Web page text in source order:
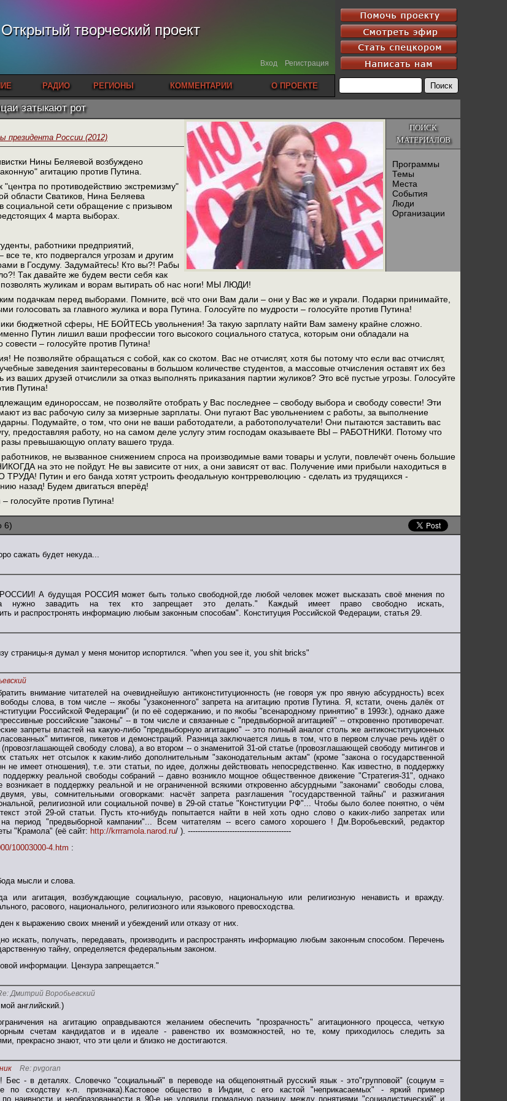
Открытый творческий проект
Вход Регистрация
РАДИО РЕГИОНЫ КОММЕНТАРИИ О ПРОЕКТЕ
затыкают рот
ПОИСК
МАТЕРИАЛОВ
Программы
Темы
Места
События
Люди
Организации
президента России (2012)
Нины Беляевой возбуждено
агитацию против Путина.
"центра по противодействию экстремизму"
области Сватиков, Нина Беляева
социальной сети обращение с призывом
4 марта выборах.
работники предприятий,
те, кто подвергался угрозам и другим
в Госдуму. Задумайтесь! Кто вы?! Рабы
Так давайте же будем вести себя как
жуликам и ворам вытирать об нас ноги! МЫ ЛЮДИ!
подачкам перед выборами. Помните, всё что они Вам дали – они у Вас же и украли. Подарки принимайте,
голосовать за главного жулика и вора Путина. Голосуйте по мудрости – голосуйте против Путина!
бюджетной сферы, НЕ БОЙТЕСЬ увольнения! За такую зарплату найти Вам замену крайне сложно.
Путин лишил ваши профессии того высокого социального статуса, которым они обладали на
– голосуйте против Путина!
Не позволяйте обращаться с собой, как со скотом. Вас не отчислят, хотя бы потому что если вас отчислят,
заведения заинтересованы в большом количестве студентов, а массовые отчисления оставят их без
ваших друзей отчислили за отказ выполнять приказания партии жуликов? Это всё пустые угрозы. Голосуйте
Путина!
единороссам, не позволяйте отобрать у Вас последнее – свободу выбора и свободу совести! Эти
из вас рабочую силу за мизерные зарплаты. Они пугают Вас увольнением с работы, за выполнение
Подумайте, о том, что они не ваши работодатели, а работополучатели! Они пытаются заставить вас
предоставляя работу, но на самом деле услугу этим господам оказываете ВЫ – РАБОТНИКИ. Потому что
превышающую оплату вашего труда.
не вызванное снижением спроса на производимые вами товары и услуги, повлечёт очень большие
на это не пойдут. Не вы зависите от них, а они зависят от вас. Получение ими прибыли находиться в
Путин и его банда хотят устроить феодальную контрреволюцию - сделать из трудящихся -
назад! Будем двигаться вперёд!
голосуйте против Путина!
6)
сажать будет некуда...
А будущая РОССИЯ может быть только свободной,где любой человек может высказать своё мнения по
завадить на тех кто запрещает это делать." Каждый имеет право свободно искать,
и распростронять информацию любым законным способам". Конституция Российской Федерации, статья 29.
страницы-я думал у меня монитор испортился. "when you see it, you shit bricks"
внимание читателей на очевиднейшую антиконституционность (не говоря уж про явную абсурдность) всех
слова, в том числе -- якобы "узаконенного" запрета на агитацию против Путина. Я, кстати, очень далёк от
Российской Федерации" (и по её содержанию, и по якобы "всенародному принятию" в 1993г.), однако даже
российские "законы" -- в том числе и связанные с "предвыборной агитацией" -- откровенно противоречат.
запреты властей на какую-либо "предвыборную агитацию" -- это полный аналог столь же антиконституционных
митингов, пикетов и демонстраций. Разница заключается лишь в том, что в первом случае речь идёт о
свободу слова), а во втором -- о знаменитой 31-ой статье (провозглашающей свободу митингов и
статьях нет отсылок к каким-либо дополнительным "законодательным актам" (кроме "закона о государственной
не имеет отношения), т.е. эти статьи, по идее, должны действовать непосредственно. Как известно, в поддержку
реальной свободы собраний -- давно возникло мощное общественное движение "Стратегия-31", однако
возникает в поддержку реальной и не ограниченной всякими откровенно абсурдными "законами" свободы слова,
увы, сомнительными оговорками: насчёт запрета разглашения "государственной тайны" и разжигания
религиозной или социальной почве) в 29-ой статье "Конституции РФ"... Чтобы было более понятно, о чём
этой 29-ой статьи. Пусть кто-нибудь попытается найти в ней хоть одно слово о каких-либо запретах или
период "предвыборной кампании"... Всем читателям -- всего самого хорошего ! Дм.Воробьевский, редактор
"Крамола" (её сайт: http://krrramola.narod.ru/ ). ------------------------------------------
10003000-4.htm :
мысли и слова.
или агитация, возбуждающие социальную, расовую, национальную или религиозную ненависть и вражду.
расового, национального, религиозного или языкового превосходства.
к выражению своих мнений и убеждений или отказу от них.
искать, получать, передавать, производить и распространять информацию любым законным способом. Перечень
тайну, определяется федеральным законом.
информации. Цензура запрещается."
Дмитрий Воробьевский
английский.)
на агитацию оправдываются желанием обеспечить "прозрачность" агитационного процесса, четкую
счетам кандидатов и в идеале - равенство их возможностей, но те, кому приходилось следить за
прекрасно знают, что эти цели и близко не достигаются.
Re: pvgoran
Бес - в деталях. Словечко "социальный" в переводе на общепонятный русский язык - это"групповой" (социум =
по сходству к-л. признака).Кастовое общество в Индии, с его кастой "неприкасаемых" - яркий пример
наивности и необразованности в 90-е не уловили громадную разницу между понятиями "социалистический" и